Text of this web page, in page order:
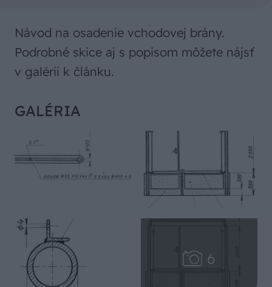
Návod na osadenie vchodovej brány.
Podrobné skice aj s popisom môžete nájsť
v galérii k článku.
GALÉRIA